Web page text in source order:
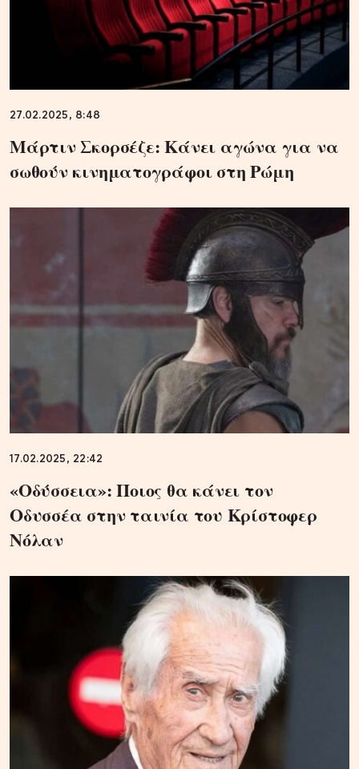
27.02.2025, 8:48
Μάρτιν Σκορσέζε: Κάνει αγώνα για να
σωθούν κινηματογράφοι στη Ρώμη
17.02.2025, 22:42
«Οδύσσεια»: Ποιος θα κάνει τον
Οδυσσέα στην ταινία του Κρίστοφερ
Νόλαν